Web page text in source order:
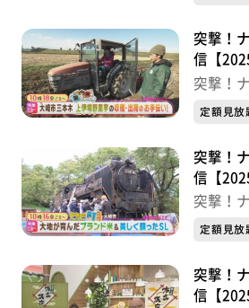
突撃！
信【
送分】
突撃！
半
定額見放
突撃！
信【
送分】
突撃！
半
定額見放
突撃！
信【